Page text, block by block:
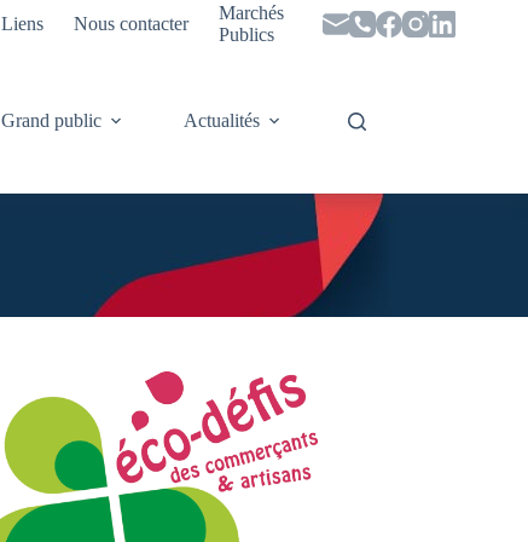
Liens Nous contacter
Marchés
Publics
Grand public Actualités